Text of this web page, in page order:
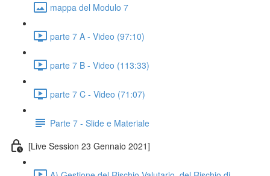
mappa del Modulo 7
parte 7 A - Video (97:10)
parte 7 B - Video (113:33)
parte 7 C - Video (71:07)
Parte 7 - Slide e Materiale
[Live Session 23 Gennaio 2021]